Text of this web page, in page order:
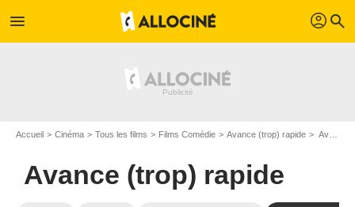
menu profil search
Accueil Cinéma Tous les films Films Comédie Avance (trop) rapide Avance (trop) rapide en DVD Blu Ray
Avance (trop) rapide